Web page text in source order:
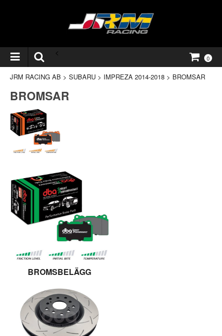
<
0
JRM RACING AB > SUBARU > IMPREZA 2014-2018 > BROMSAR
BROMSAR
BROMSBELÄGG